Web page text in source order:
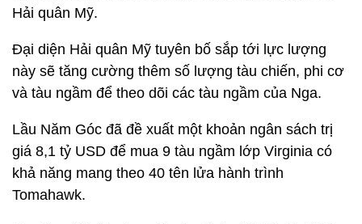
Hải quân Mỹ.
Đại diện Hải quân Mỹ tuyên bố sắp tới lực lượng
này sẽ tăng cường thêm số lượng tàu chiến, phi cơ
và tàu ngầm để theo dõi các tàu ngầm của Nga.
Lầu Năm Góc đã đề xuất một khoản ngân sách trị
giá 8,1 tỷ USD để mua 9 tàu ngầm lớp Virginia có
khả năng mang theo 40 tên lửa hành trình
Tomahawk.